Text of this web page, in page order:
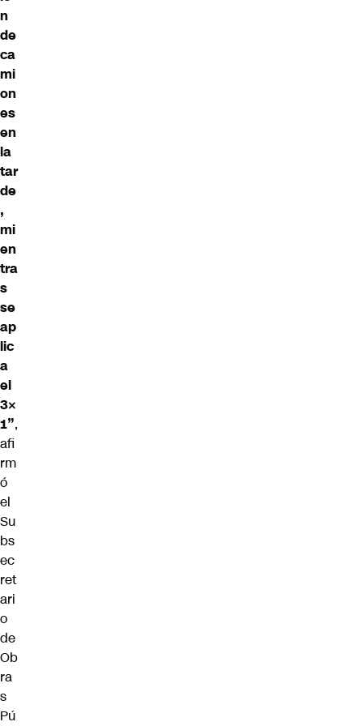
n
de
ca
mi
on
es
en
la
tar
de
,
mi
en
tra
s
se
ap
lic
a
el
3×
1”,
afi
rm
ó
el
Su
bs
ec
ret
ari
o
de
Ob
ra
s
Pú